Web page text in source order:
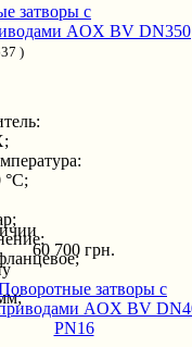
затворы с
AOX BV DN350
)
°С;
60 700 грн.